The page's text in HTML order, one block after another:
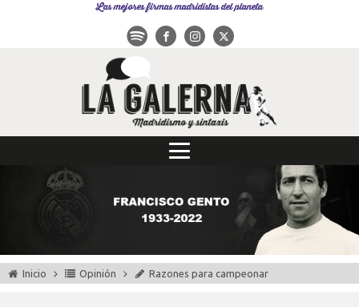
Las mejores firmas madridistas del planeta
Inicio Opinión Razones para campeonar